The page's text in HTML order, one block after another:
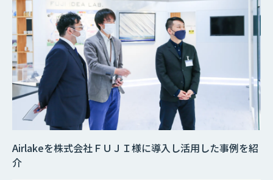
Airlakeを株式会社ＦＵＪＩ様に導入し活用した事例を紹
介